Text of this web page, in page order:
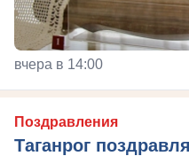
вчера в 14:00
Поздравления
Таганрог